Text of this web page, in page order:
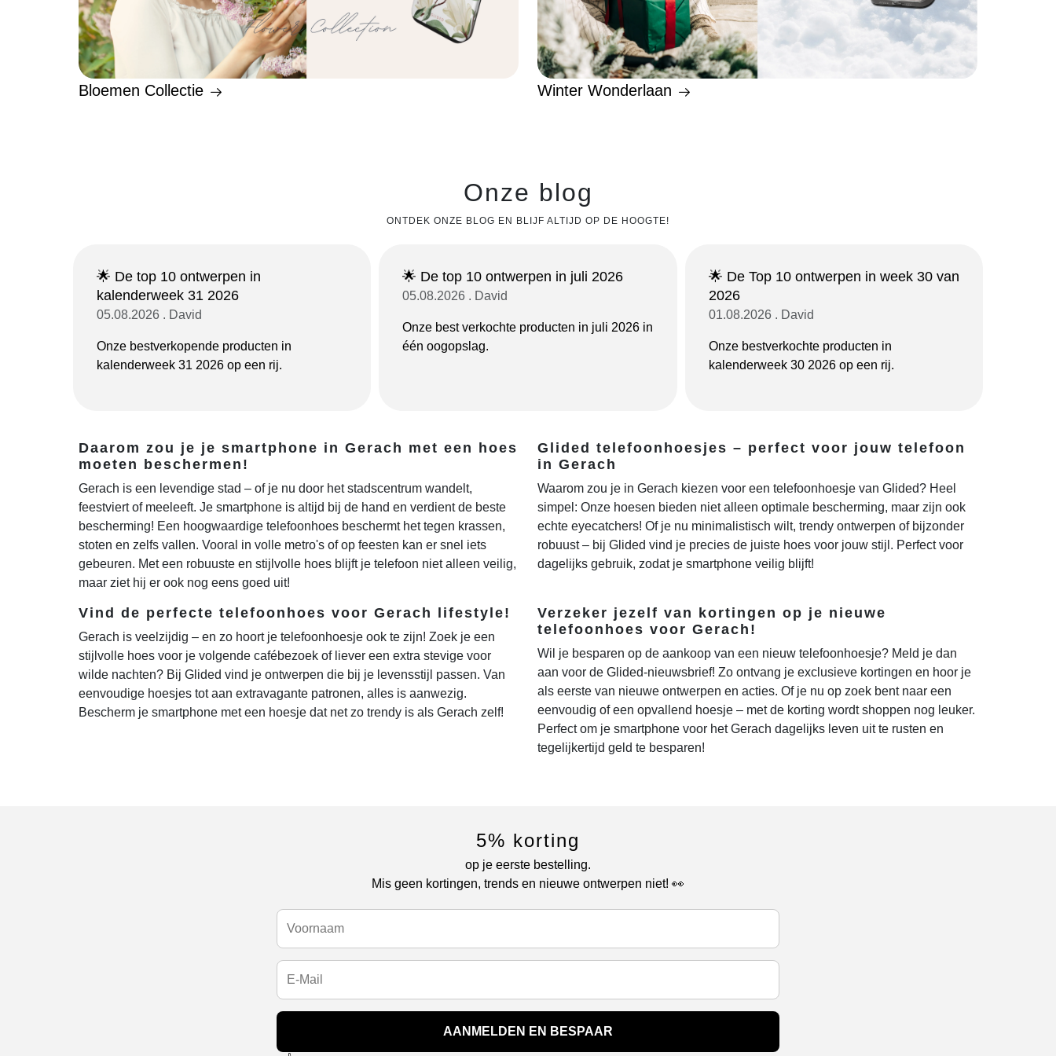
Bloemen Collectie Winter Wonderlaan
Onze blog
ONTDEK ONZE BLOG EN BLIJF ALTIJD OP DE HOOGTE!
🌟 De top 10 ontwerpen in
kalenderweek 31 2026
05.08.2026 . David
Onze bestverkopende producten in
kalenderweek 31 2026 op een rij.
🌟 De top 10 ontwerpen in juli 2026
05.08.2026 . David
Onze best verkochte producten in juli 2026 in
één oogopslag.
🌟 De Top 10 ontwerpen in week 30 van
2026
01.08.2026 . David
Onze bestverkochte producten in
kalenderweek 30 2026 op een rij.
Daarom zou je je smartphone in Gerach met een hoes
moeten beschermen!
Gerach is een levendige stad – of je nu door het stadscentrum wandelt,
feestviert of meeleeft. Je smartphone is altijd bij de hand en verdient de beste
bescherming! Een hoogwaardige telefoonhoes beschermt het tegen krassen,
stoten en zelfs vallen. Vooral in volle metro's of op feesten kan er snel iets
gebeuren. Met een robuuste en stijlvolle hoes blijft je telefoon niet alleen veilig,
maar ziet hij er ook nog eens goed uit!
Glided telefoonhoesjes – perfect voor jouw telefoon
in Gerach
Waarom zou je in Gerach kiezen voor een telefoonhoesje van Glided? Heel
simpel: Onze hoesen bieden niet alleen optimale bescherming, maar zijn ook
echte eyecatchers! Of je nu minimalistisch wilt, trendy ontwerpen of bijzonder
robuust – bij Glided vind je precies de juiste hoes voor jouw stijl. Perfect voor
dagelijks gebruik, zodat je smartphone veilig blijft!
Vind de perfecte telefoonhoes voor Gerach lifestyle!
Gerach is veelzijdig – en zo hoort je telefoonhoesje ook te zijn! Zoek je een
stijlvolle hoes voor je volgende cafébezoek of liever een extra stevige voor
wilde nachten? Bij Glided vind je ontwerpen die bij je levensstijl passen. Van
eenvoudige hoesjes tot aan extravagante patronen, alles is aanwezig.
Bescherm je smartphone met een hoesje dat net zo trendy is als Gerach zelf!
Verzeker jezelf van kortingen op je nieuwe
telefoonhoes voor Gerach!
Wil je besparen op de aankoop van een nieuw telefoonhoesje? Meld je dan
aan voor de Glided-nieuwsbrief! Zo ontvang je exclusieve kortingen en hoor je
als eerste van nieuwe ontwerpen en acties. Of je nu op zoek bent naar een
eenvoudig of een opvallend hoesje – met de korting wordt shoppen nog leuker.
Perfect om je smartphone voor het Gerach dagelijks leven uit te rusten en
tegelijkertijd geld te besparen!
5% korting
op je eerste bestelling.
Mis geen kortingen, trends en nieuwe ontwerpen niet! 👀
AANMELDEN EN BESPAAR